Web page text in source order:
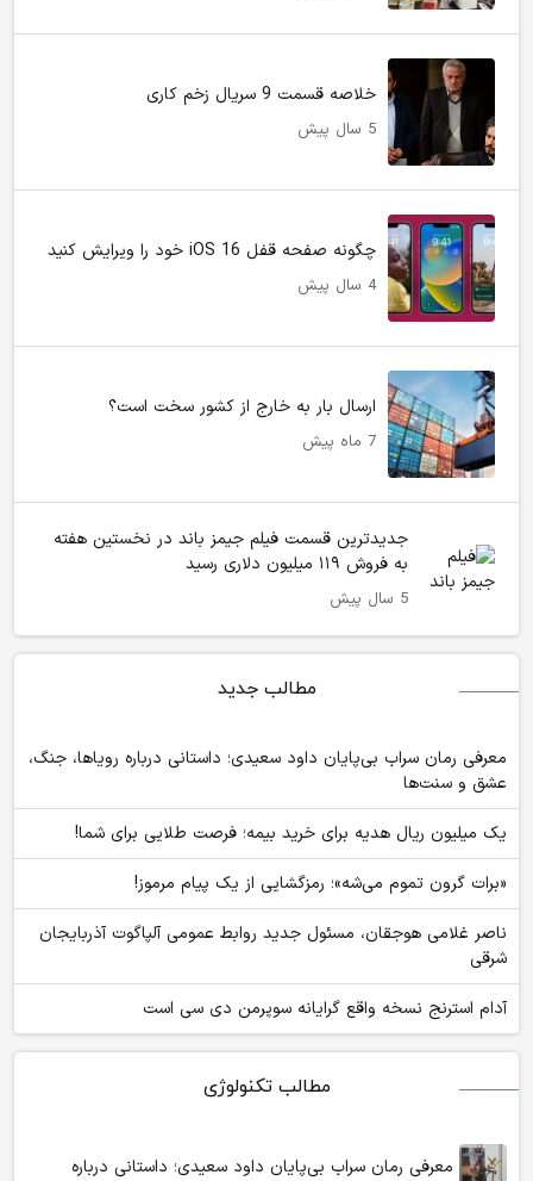
مطالب تکنولوژی
معرفی رمان سراب بی‌پایان داود سعیدی؛ داستانی درباره
خلاصه قسمت 9 سریال زخم کاری
5 سال پیش
چگونه صفحه قفل iOS 16 خود را ویرایش کنید
4 سال پیش
ارسال بار به خارج از کشور سخت است؟
7 ماه پیش
جدیدترین قسمت فیلم جیمز باند در نخستین هفته
به فروش ۱۱۹ میلیون دلاری رسید
5 سال پیش
مطالب جدید
معرفی رمان سراب بی‌پایان داود سعیدی؛ داستانی درباره رویاها، جنگ،
عشق و سنت‌ها
یک میلیون ریال هدیه برای خرید بیمه؛ فرصت طلایی برای شما!
«برات گرون تموم می‌شه»؛ رمزگشایی از یک پیام مرموز!
ناصر غلامی هوجقان، مسئول جدید روابط عمومی آلپاگوت آذربایجان
شرقی
آدام استرنج نسخه واقع گرایانه سوپرمن دی سی است